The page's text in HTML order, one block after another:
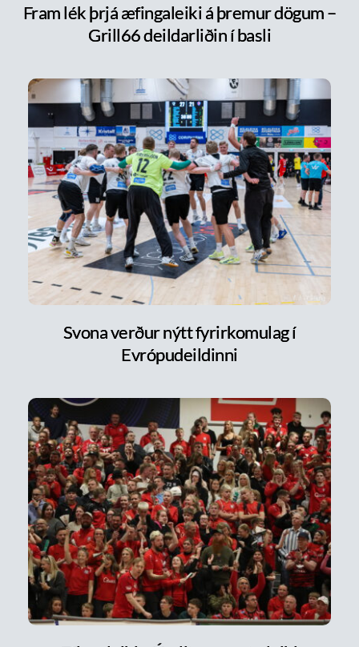
Fram lék þrjá æfingaleiki á þremur dögum –
Grill66 deildarliðin í basli
Svona verður nýtt fyrirkomulag í
Evrópudeildinni